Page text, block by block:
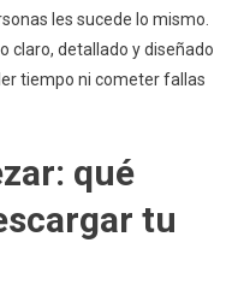
les sucede lo mismo.
claro, detallado y diseñado
tiempo ni cometer fallas
qué
tu